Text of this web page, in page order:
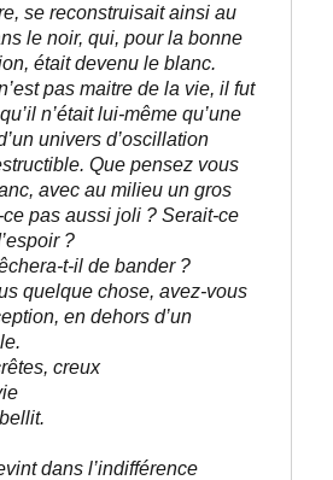
se reconstruisait ainsi au
le noir, qui, pour la bonne
était devenu le blanc.
pas maitre de la vie, il fut
n’était lui-même qu’une
univers d’oscillation
Que pensez vous
avec au milieu un gros
ce pas aussi joli ? Serait-ce
?
t-il de bander ?
quelque chose, avez-vous
en dehors d’un
creux
dans l’indifférence